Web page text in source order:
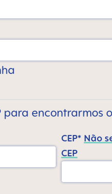
para encontrarmos
CEP* Não
CEP